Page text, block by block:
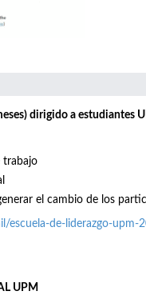
dirigido a estudiantes
trabajo
el cambio de los
escuela-de-liderazgo-upm-
UPM